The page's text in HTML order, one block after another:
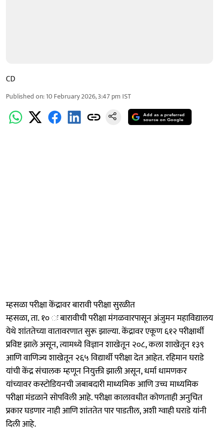
CD
Published on:10 February 2026, 3:47 pm IST
Add as a preferred
source on Google
म्हसळा परीक्षा केंद्रावर बारावी परीक्षा सुरळीत
म्हसळा, ता. १० ः बारावीची परीक्षा मंगळवारपासून अंजुमन महाविद्यालय
येथे शांततेच्या वातावरणात सुरू झाल्या. केंद्रावर एकूण ६१२ परीक्षार्थी
प्रविष्ट झाले असून, त्यामध्ये विज्ञान शाखेतून २०८, कला शाखेतून १३९
आणि वाणिज्य शाखेतून २६५ विद्यार्थी परीक्षा देत आहेत. रहिमान घराडे
यांची केंद्र संचालक म्हणून नियुक्ती झाली असून, धर्मा धामणकर
यांच्यावर कस्टोडियनची जबाबदारी माध्यमिक आणि उच्च माध्यमिक
परीक्षा मंडळाने सोपविली आहे. परीक्षा कालावधीत कोणताही अनुचित
प्रकार घडणार नाही आणि शांततेत पार पाडतील, अशी ग्वाही घराडे यांनी
दिली आहे.